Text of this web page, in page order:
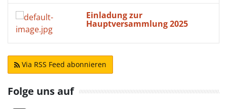
Einladung zur
Hauptversammlung 2025
Via RSS Feed abonnieren
Folge uns auf